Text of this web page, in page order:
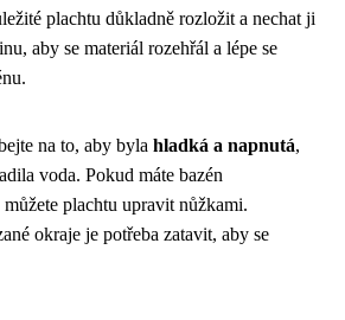
plachtu důkladně rozložit a nechat ji
aby se materiál rozehřál a lépe se
na to, aby byla hladká a napnutá,
voda. Pokud máte bazén
plachtu upravit nůžkami.
okraje je potřeba zatavit, aby se